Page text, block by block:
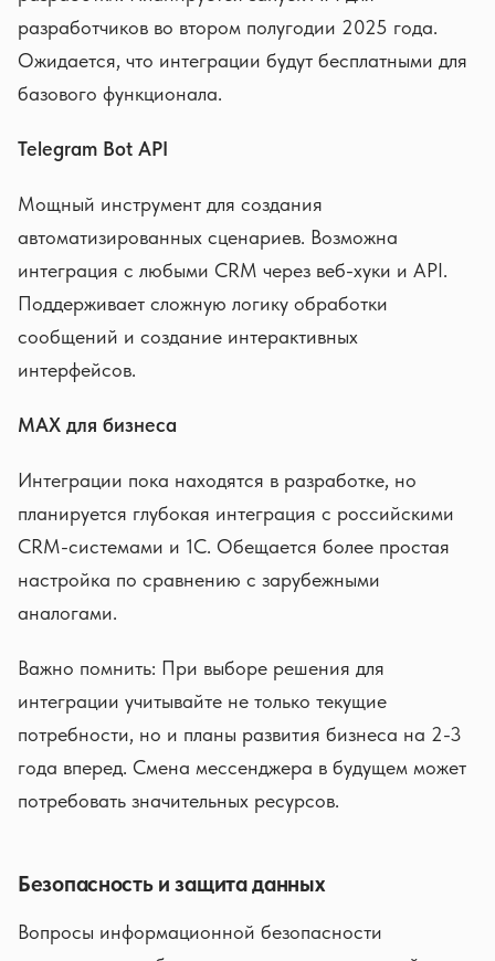
разработчиков во втором полугодии 2025 года.
Ожидается, что интеграции будут бесплатными для
базового функционала.
Telegram Bot API
Мощный инструмент для создания
автоматизированных сценариев. Возможна
интеграция с любыми CRM через веб-хуки и API.
Поддерживает сложную логику обработки
сообщений и создание интерактивных
интерфейсов.
MAX для бизнеса
Интеграции пока находятся в разработке, но
планируется глубокая интеграция с российскими
CRM-системами и 1С. Обещается более простая
настройка по сравнению с зарубежными
аналогами.
Важно помнить: При выборе решения для
интеграции учитывайте не только текущие
потребности, но и планы развития бизнеса на 2-3
года вперед. Смена мессенджера в будущем может
потребовать значительных ресурсов.
Безопасность и защита данных
Вопросы информационной безопасности